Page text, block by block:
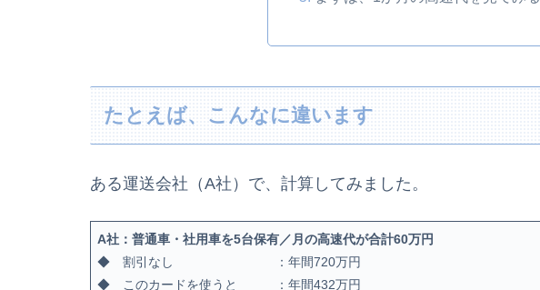
たとえば、こんなに違います
ある運送会社（A社）で、計算してみました。
A社：普通車・社用車を5台保有／月の高速代が合計60万円
◆ 割引なし ：年間720万円
◆ このカードを使うと ：年間432万円